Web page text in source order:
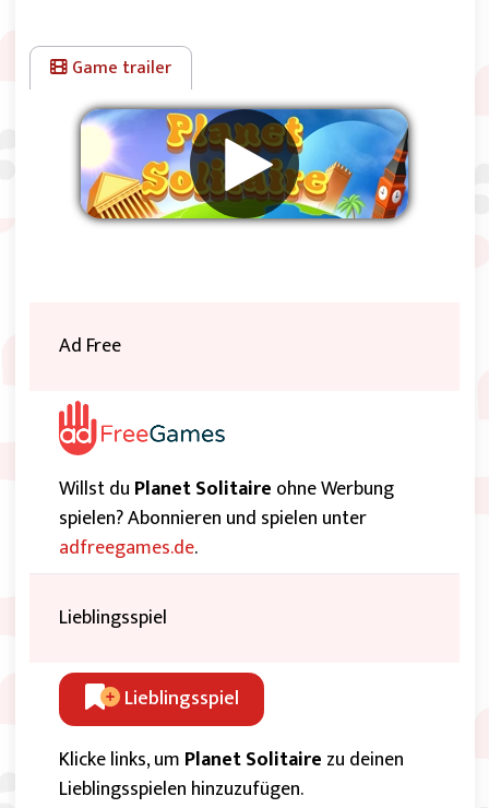
Game trailer
Ad Free
Willst du Planet Solitaire ohne Werbung
spielen? Abonnieren und spielen unter
adfreegames.de.
Lieblingsspiel
Lieblingsspiel
Klicke links, um Planet Solitaire zu deinen
Lieblingsspielen hinzuzufügen.